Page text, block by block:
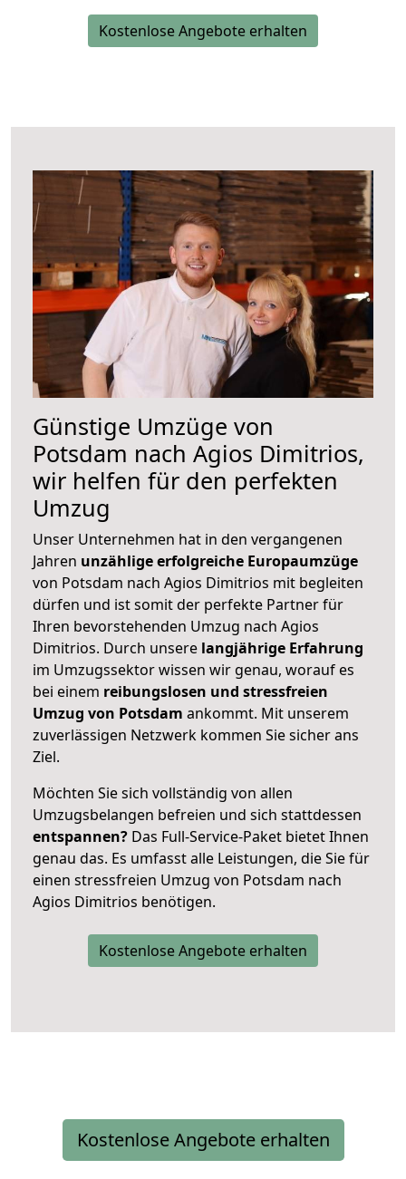
Kostenlose Angebote erhalten
Günstige Umzüge von
Potsdam nach Agios Dimitrios,
wir helfen für den perfekten
Umzug
Unser Unternehmen hat in den vergangenen
Jahren unzählige erfolgreiche Europaumzüge
von Potsdam nach Agios Dimitrios mit begleiten
dürfen und ist somit der perfekte Partner für
Ihren bevorstehenden Umzug nach Agios
Dimitrios. Durch unsere langjährige Erfahrung
im Umzugssektor wissen wir genau, worauf es
bei einem reibungslosen und stressfreien
Umzug von Potsdam ankommt. Mit unserem
zuverlässigen Netzwerk kommen Sie sicher ans
Ziel.
Möchten Sie sich vollständig von allen
Umzugsbelangen befreien und sich stattdessen
entspannen? Das Full-Service-Paket bietet Ihnen
genau das. Es umfasst alle Leistungen, die Sie für
einen stressfreien Umzug von Potsdam nach
Agios Dimitrios benötigen.
Kostenlose Angebote erhalten
Kostenlose Angebote erhalten